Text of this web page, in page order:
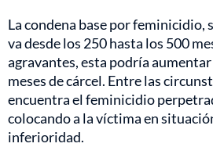
La condena base por feminicidio,
va desde los 250 hasta los 500
agravantes, esta podría
meses de cárcel. Entre las
encuentra el feminicidio
colocando a la víctima en
inferioridad.